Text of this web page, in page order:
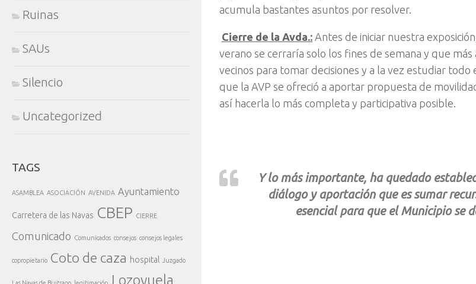
acumula bastantes asuntos por resolver.
Cierre de la Avda.: Antes de iniciar nuestra
verano se cerraría solo los fines de semana y que
vecinos para tomar decisiones y a la vez estudiar
que la AVP se ofreció a aportar propuesta de
así hacerla lo más completa y participativa posible.
Y lo más importante, ha quedado
diálogo y aportación que es sumar
esencial para que el Municipio se
Ruinas
SAUs
Silencio
Uncategorized
TAGS
ASAMBLEA ASOCIACIÓN AVENIDA Ayuntamiento
Carretera de las Navas CBEP CIERRE
Comunicado Comunicados consejos consejos legales
copropietario Coto de caza hospital Juzgado
Lozoyuela